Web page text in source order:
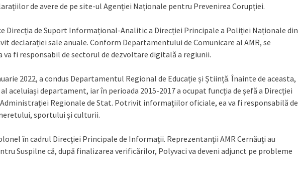
de avere de pe site-ul Agenției Naționale pentru Prevenirea Corupției.
Direcția de Suport Informațional-Analitic a Direcției Principale a Poliției Naționale din
declarației sale anuale. Conform Departamentului de Comunicare al AMR, se
va fi responsabil de sectorul de dezvoltare digitală a regiunii.
2022, a condus Departamentul Regional de Educație și Știință. Înainte de aceasta,
aceluiași departament, iar în perioada 2015-2017 a ocupat funcția de șefă a Direcției
Administrației Regionale de Stat. Potrivit informațiilor oficiale, ea va fi responsabilă de
sportului și culturii.
în cadrul Direcției Principale de Informații. Reprezentanții AMR Cernăuți au
Suspilne că, după finalizarea verificărilor, Polyvaci va deveni adjunct pe probleme